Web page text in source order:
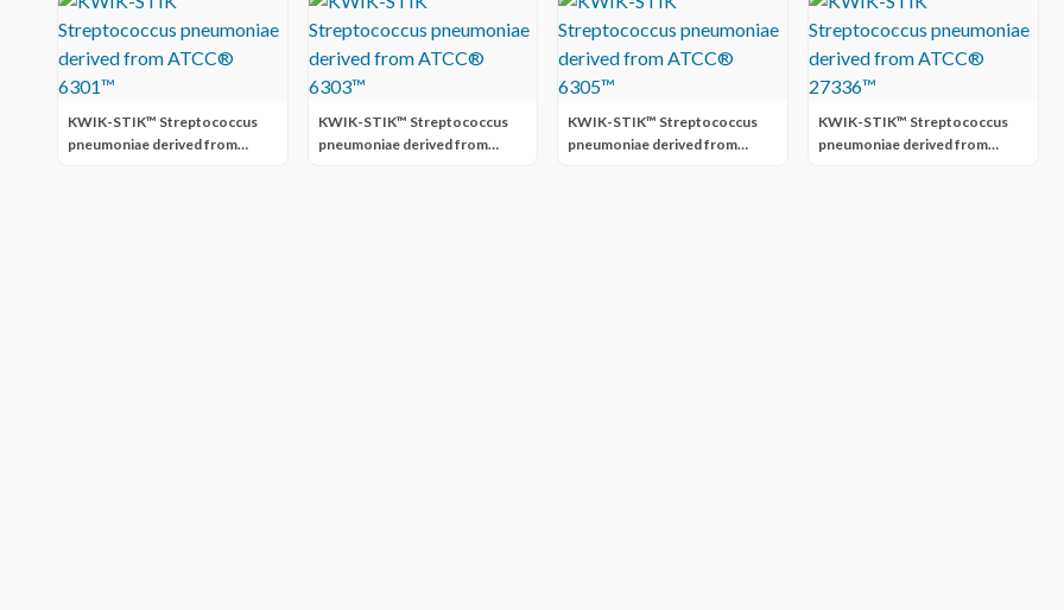
KWIK-STIK™ Streptococcus
pneumoniae derived from
KWIK-STIK™ Streptococcus
pneumoniae derived from
KWIK-STIK™ Streptococcus
pneumoniae derived from
KWIK-STIK™ Streptococcus
pneumoniae derived from